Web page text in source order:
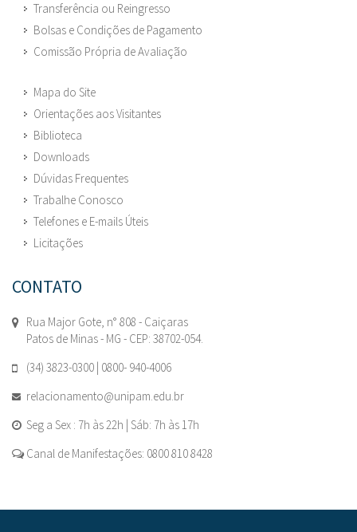
Transferência ou Reingresso
Bolsas e Condições de Pagamento
Comissão Própria de Avaliação
Mapa do Site
Orientações aos Visitantes
Biblioteca
Downloads
Dúvidas Frequentes
Trabalhe Conosco
Telefones e E-mails Úteis
Licitações
CONTATO
Rua Major Gote, n° 808 - Caiçaras
Patos de Minas - MG - CEP: 38702-054.
(34) 3823-0300 | 0800- 940-4006
relacionamento@unipam.edu.br
Seg a Sex : 7h às 22h | Sáb: 7h às 17h
Canal de Manifestações: 0800 810 8428